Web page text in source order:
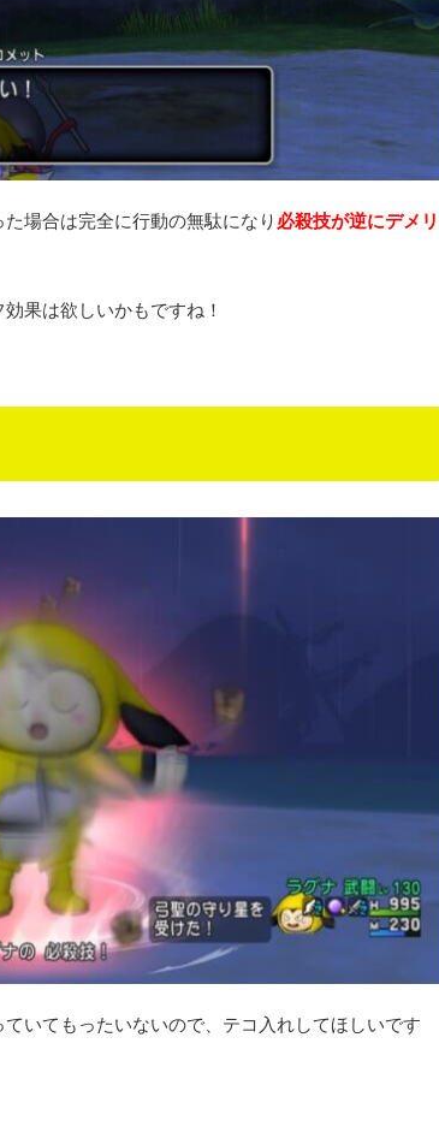
場合は完全に行動の無駄になり 必殺技が逆にデメリ
果は欲しいかもですね！
いてもったいないので、テコ入れしてほしいです